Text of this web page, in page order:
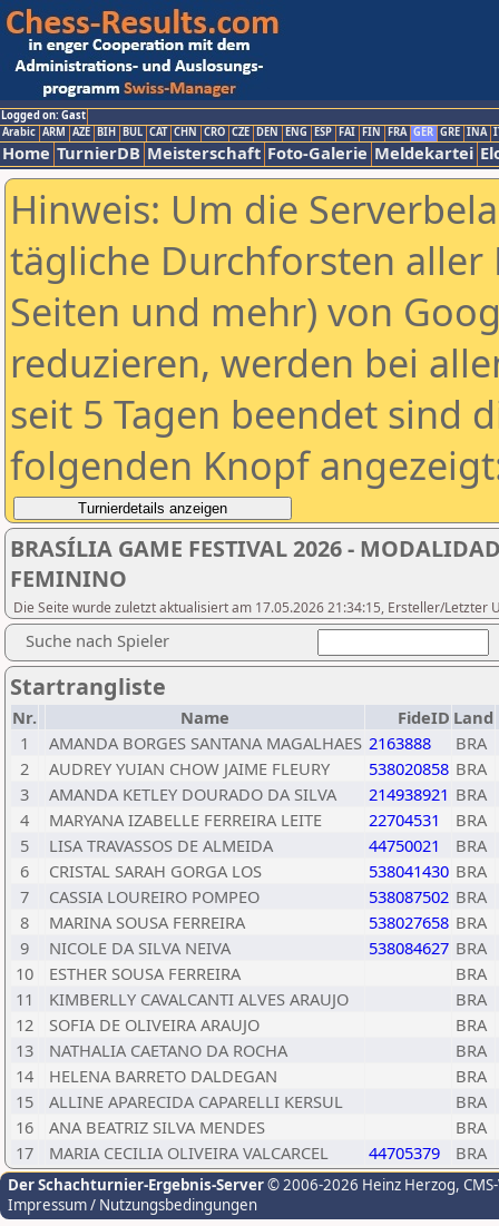
Logged on: Gast
Arabic ARM AZE BIH BUL CAT CHN CRO CZE DEN ENG ESP FAI FIN FRA GER GRE INA
Home TurnierDB Meisterschaft Foto-Galerie Meldekartei
Hinweis: Um die
tägliche Durchforsten aller
Seiten und mehr) von
reduzieren, werden bei
seit 5 Tagen beendet sind
folgenden Knopf
BRASÍLIA GAME FESTIVAL 2026 -
FEMININO
Die Seite wurde zuletzt aktualisiert am 17.05.2026 21:34:15, Ersteller/Letzter
Suche nach Spieler
Startrangliste
Nr. Name FideID Land
1
AMANDA BORGES SANTANA MAGALHAES 2163888
BRA
2
AUDREY YUIAN CHOW JAIME FLEURY 538020858 BRA
3
AMANDA KETLEY DOURADO DA SILVA 214938921 BRA
4
MARYANA IZABELLE FERREIRA LEITE 22704531
BRA
5
LISA TRAVASSOS DE ALMEIDA 44750021
BRA
6
CRISTAL SARAH GORGA LOS 538041430 BRA
7
CASSIA LOUREIRO POMPEO 538087502 BRA
8
MARINA SOUSA FERREIRA 538027658 BRA
9
NICOLE DA SILVA NEIVA 538084627 BRA
10
ESTHER SOUSA FERREIRA
BRA
11
KIMBERLLY CAVALCANTI ALVES ARAUJO
BRA
12
SOFIA DE OLIVEIRA ARAUJO
BRA
13
NATHALIA CAETANO DA ROCHA
BRA
14
HELENA BARRETO DALDEGAN
BRA
15
ALLINE APARECIDA CAPARELLI KERSUL
BRA
16
ANA BEATRIZ SILVA MENDES
BRA
17
MARIA CECILIA OLIVEIRA VALCARCEL 44705379 BRA
Der Schachturnier-Ergebnis-Server© 2006-2026 Heinz Herzog,
Impressum / Nutzungsbedingungen